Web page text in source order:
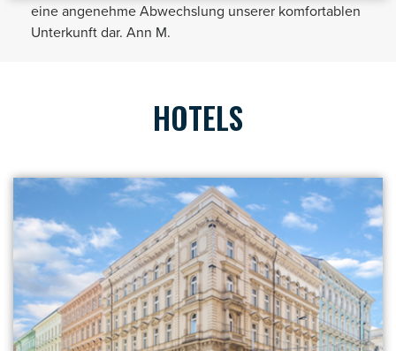
eine angenehme Abwechslung unserer komfortablen
Unterkunft dar. Ann M.
HOTELS